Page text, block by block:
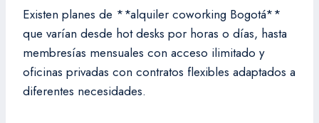
Existen planes de **alquiler coworking Bogotá**
que varían desde hot desks por horas o días, hasta
membresías mensuales con acceso ilimitado y
oficinas privadas con contratos flexibles adaptados a
diferentes necesidades.